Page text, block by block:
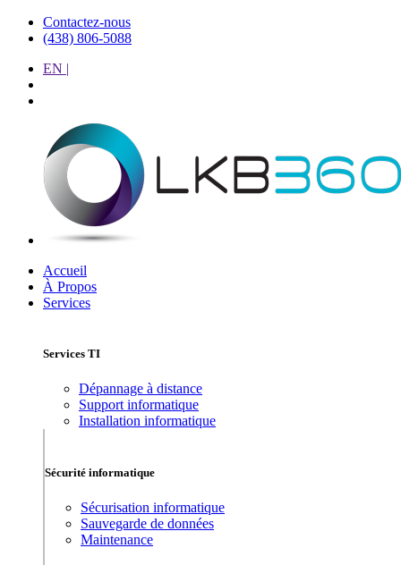
Contactez-nous
(438) 806-5088
EN |
Accueil
À Propos
Services
Services TI
Dépannage à distance
Support informatique
Installation informatique
Sécurité informatique
Sécurisation informatique
Sauvegarde de données
Maintenance